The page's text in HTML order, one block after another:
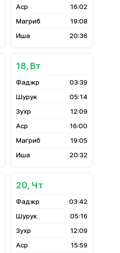
16:02
19:08
20:36
18, Вт
03:39
05:14
12:09
16:00
19:05
20:32
20, Чт
03:42
05:16
12:09
15:59